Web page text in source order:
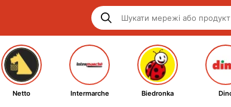
Netto Intermarche Biedronka